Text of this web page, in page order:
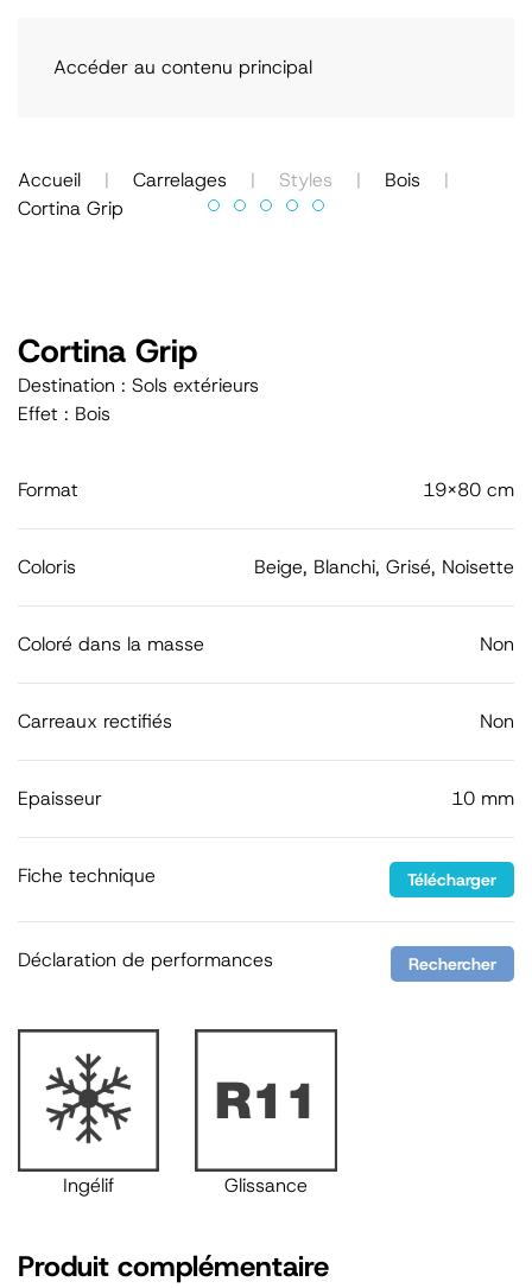
Accéder au contenu principal
Accueil Carrelages Styles
Bois
Cortina Grip
Cortina Grip
Destination : Sols extérieurs
Effet : Bois
Format 19x80 cm
Coloris Beige, Blanchi, Grisé, Noisette
Coloré dans la masse Non
Carreaux rectifiés Non
Epaisseur 10 mm
Fiche technique Télécharger
Déclaration de performances Rechercher
Ingélif Glissance
Produit complémentaire